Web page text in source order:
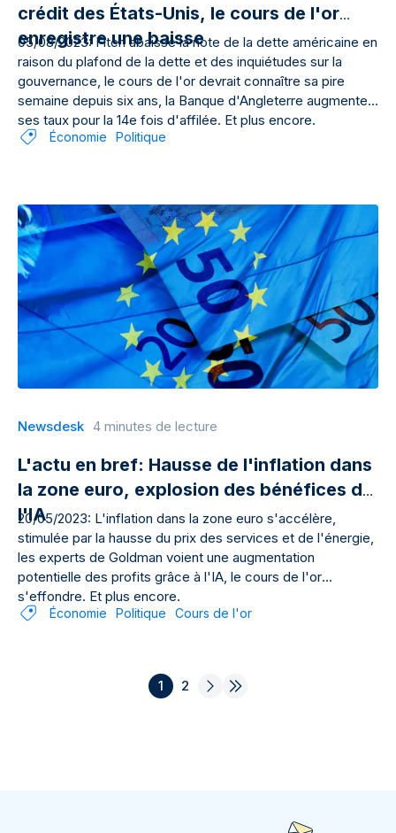
crédit des États-Unis, le cours de l'or
enregistre une baisse
05/08/2023: Fitch abaisse la note de la dette américaine en
raison du plafond de la dette et des inquiétudes sur la
gouvernance, le cours de l'or devrait connaître sa pire
semaine depuis six ans, la Banque d'Angleterre augmente
ses taux pour la 14e fois d'affilée. Et plus encore.
Économie Politique
Newsdesk 4 minutes de lecture
L'actu en bref: Hausse de l'inflation dans
la zone euro, explosion des bénéfices de
l'IA
20/05/2023: L'inflation dans la zone euro s'accélère,
stimulée par la hausse du prix des services et de l'énergie,
les experts de Goldman voient une augmentation
potentielle des profits grâce à l'IA, le cours de l'or
s'effondre. Et plus encore.
Économie Politique Cours de l'or
1 2